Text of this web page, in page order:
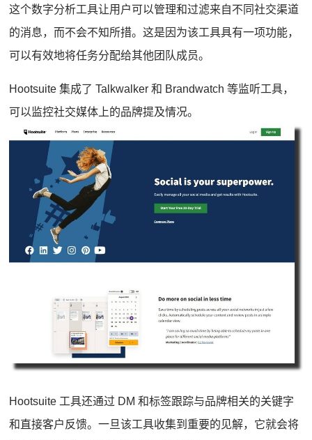
这个数字分析工具让用户可以管理和过滤来自不同社交渠道
的消息，而不会不知所措。这是因为该工具具有一项功能，
可以有效地将任务分配给其他团队成员。
Hootsuite 集成了 Talkwalker 和 Brandwatch 等监听工具，
可以监控社交媒体上的品牌提及情况。
Hootsuite 工具还通过 DM 和标签跟踪与品牌相关的关键字
和直接客户反馈。一旦该工具收集到重要的见解，它就会将